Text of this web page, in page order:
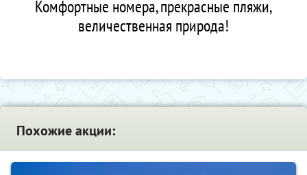
Комфортные номера, прекрасные пляжи,
величественная природа!
Похожие акции: